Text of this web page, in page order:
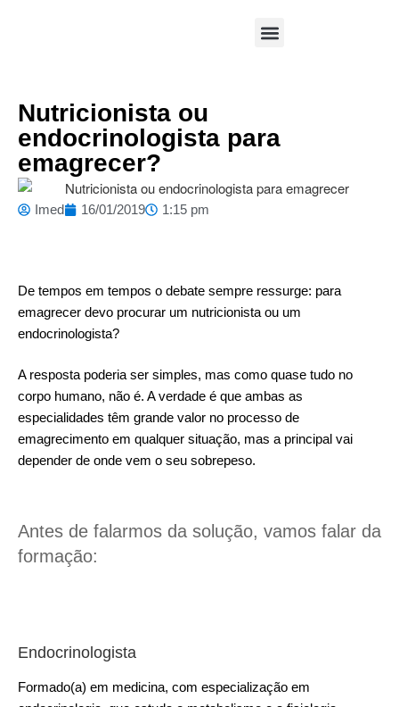
Nutricionista ou
endocrinologista para
emagrecer?
Imed 16/01/2019 1:15 pm
De tempos em tempos o debate sempre ressurge: para
emagrecer devo procurar um nutricionista ou um
endocrinologista?
A resposta poderia ser simples, mas como quase tudo no
corpo humano, não é. A verdade é que ambas as
especialidades têm grande valor no processo de
emagrecimento em qualquer situação, mas a principal vai
depender de onde vem o seu sobrepeso.
Antes de falarmos da solução, vamos falar da
formação:
Endocrinologista
Formado(a) em medicina, com especialização em